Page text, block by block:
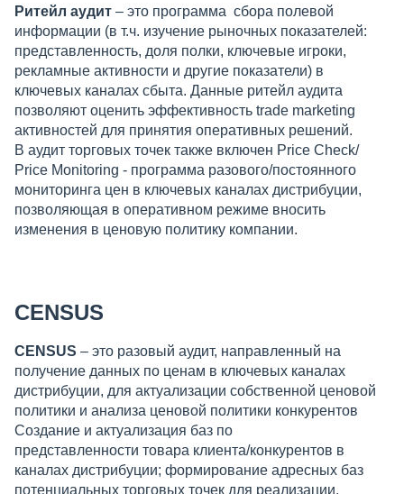
Ритейл аудит – это программа ​ сбора полевой​
информации (в т.ч. изучение рыночных показателей:
представленность, доля полки, ключевые игроки,
рекламные активности и другие показатели) в
ключевых каналах​ сбыта. Данные ритейл аудита
позволяют оценить эффективность trade marketing
активностей для принятия оперативных решений.
В аудит торговых точек также включен Price Check/
Price Monitoring​ - программа разового/постоянного
мониторинга​ цен в ключевых каналах дистрибуции,​
позволяющая в оперативном режиме​ вносить
изменения в ценовую​ политику компании.
CENSUS
CENSUS – это разовый аудит, направленный на​
получение данных по ценам​ в ключевых каналах
дистрибуции, для актуализации собственной ценовой​
политики и анализа ценовой политики​ конкурентов
Создание и актуализация баз по
представленности товара клиента/конкурентов в
каналах дистрибуции; формирование адресных баз
потенциальных торговых точек для реализации,